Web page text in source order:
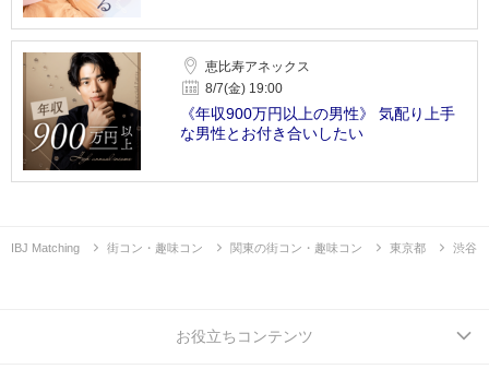
恵比寿アネックス
8/7(金) 19:00
《年収900万円以上の男性》 気配り上手
な男性とお付き合いしたい
IBJ Matching 街コン・趣味コン 関東の街コン・趣味コン 東京都 渋谷
お役立ちコンテンツ